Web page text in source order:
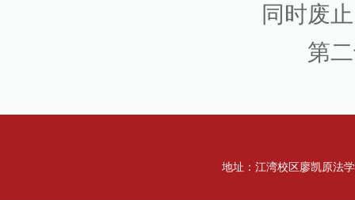
同时废
第二十
地址：江湾校区廖凯原